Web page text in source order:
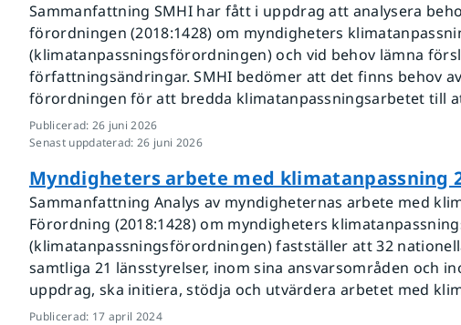
Sammanfattning SMHI har fått i uppdrag att analysera
förordningen (2018:1428) om myndigheters
(klimatanpassningsförordningen) och vid behov lämna
författningsändringar. SMHI bedömer att det finns behov
förordningen för att bredda klimatanpassningsarbetet till
Publicerad: 26 juni 2026
Senast uppdaterad:26 juni 2026
Myndigheters arbete med klimatanpassning
Sammanfattning Analys av myndigheternas arbete med
Förordning (2018:1428) om myndigheters
(klimatanpassningsförordningen) fastställer att 32
samtliga 21 länsstyrelser, inom sina ansvarsområden och
uppdrag, ska initiera, stödja och utvärdera arbetet med
Publicerad: 17 april 2024